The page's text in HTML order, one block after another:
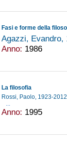
Fasi e forme della
Agazzi,
Anno: 1986
La filosofia
Rossi, Paolo, 1923-
...
Anno: 1995